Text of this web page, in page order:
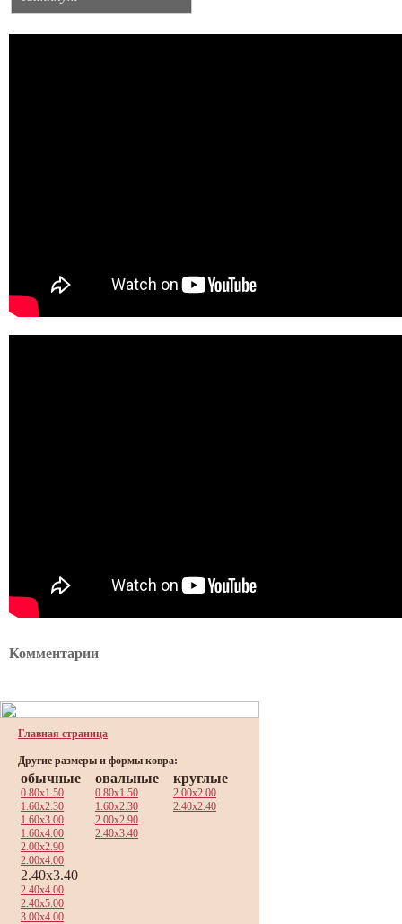
Комментарии
Главная страница
Другие размеры и формы ковра:
обычные
0.80x1.50
1.60x2.30
1.60x3.00
1.60x4.00
2.00x2.90
2.00x4.00
2.40x3.40
2.40x4.00
2.40x5.00
3.00x4.00
овальные
0.80x1.50
1.60x2.30
2.00x2.90
2.40x3.40
круглые
2.00x2.00
2.40x2.40